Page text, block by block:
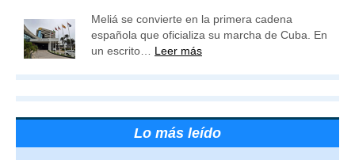
Meliá se convierte en la primera cadena
española que oficializa su marcha de Cuba. En
un escrito… Leer más
Lo más leído